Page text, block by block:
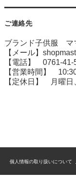
ご連絡先
ブランド子供服 マ
【メール】
【電話】 0761-41-
【営業時間】
【定休日】 月曜日
個人情報の取り扱いについて